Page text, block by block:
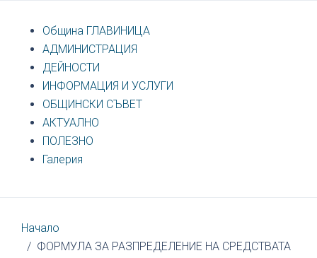
Община ГЛАВИНИЦА
АДМИНИСТРАЦИЯ
ДЕЙНОСТИ
ИНФОРМАЦИЯ И УСЛУГИ
ОБЩИНСКИ СЪВЕТ
АКТУАЛНО
ПОЛЕЗНО
Галерия
Начало
ФОРМУЛА ЗА РАЗПРЕДЕЛЕНИЕ НА СРЕДСТВАТА